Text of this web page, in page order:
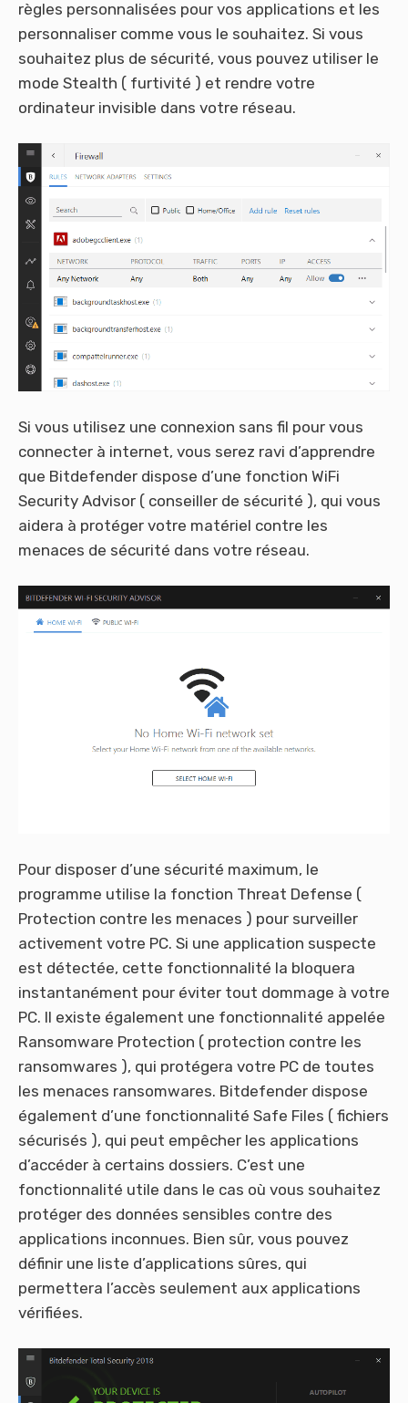
règles personnalisées pour vos applications et les
personnaliser comme vous le souhaitez. Si vous
souhaitez plus de sécurité, vous pouvez utiliser le
mode Stealth ( furtivité ) et rendre votre
ordinateur invisible dans votre réseau.
Si vous utilisez une connexion sans fil pour vous
connecter à internet, vous serez ravi d’apprendre
que Bitdefender dispose d’une fonction WiFi
Security Advisor ( conseiller de sécurité ), qui vous
aidera à protéger votre matériel contre les
menaces de sécurité dans votre réseau.
Pour disposer d’une sécurité maximum, le
programme utilise la fonction Threat Defense (
Protection contre les menaces ) pour surveiller
activement votre PC. Si une application suspecte
est détectée, cette fonctionnalité la bloquera
instantanément pour éviter tout dommage à votre
PC. Il existe également une fonctionnalité appelée
Ransomware Protection ( protection contre les
ransomwares ), qui protégera votre PC de toutes
les menaces ransomwares. Bitdefender dispose
également d’une fonctionnalité Safe Files ( fichiers
sécurisés ), qui peut empêcher les applications
d’accéder à certains dossiers. C’est une
fonctionnalité utile dans le cas où vous souhaitez
protéger des données sensibles contre des
applications inconnues. Bien sûr, vous pouvez
définir une liste d’applications sûres, qui
permettera l’accès seulement aux applications
vérifiées.